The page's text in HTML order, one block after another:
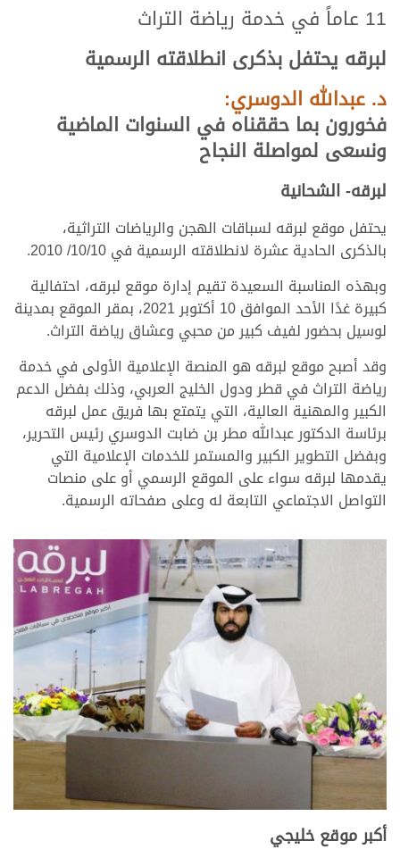
11 عاماً في خدمة رياضة التراث
لبرقه يحتفل بذكرى انطلاقته الرسمية
د. عبدالله الدوسري:
فخورون بما حققناه في السنوات الماضية
ونسعى لمواصلة النجاح
لبرقه- الشحانية
يحتفل موقع لبرقه لسباقات الهجن والرياضات التراثية،
بالذكرى الحادية عشرة لانطلاقته الرسمية في 10/10/ 2010.
وبهذه المناسبة السعيدة تقيم إدارة موقع لبرقه، احتفالية
كبيرة غدًا الأحد الموافق 10 أكتوبر 2021، بمقر الموقع بمدينة
لوسيل بحضور لفيف كبير من محبي وعشاق رياضة التراث.
وقد أصبح موقع لبرقه هو المنصة الإعلامية الأولى في خدمة
رياضة التراث في قطر ودول الخليج العربي، وذلك بفضل الدعم
الكبير والمهنية العالية، التي يتمتع بها فريق عمل لبرقه
برئاسة الدكتور عبدالله مطر بن ضابت الدوسري رئيس التحرير،
وبفضل التطوير الكبير والمستمر للخدمات الإعلامية التي
يقدمها لبرقه سواء على الموقع الرسمي أو على منصات
التواصل الاجتماعي التابعة له وعلى صفحاته الرسمية.
أكبر موقع خليجي